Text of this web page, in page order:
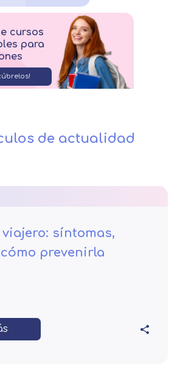
cursos
para
de actualidad
síntomas,
prevenirla